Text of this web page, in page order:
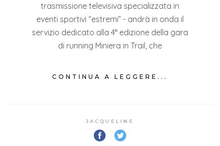
trasmissione televisiva specializzata in
eventi sportivi “estremi” - andrà in onda il
servizio dedicato alla 4° edizione della gara
di running Miniera in Trail, che
CONTINUA A LEGGERE...
JACQUELINE